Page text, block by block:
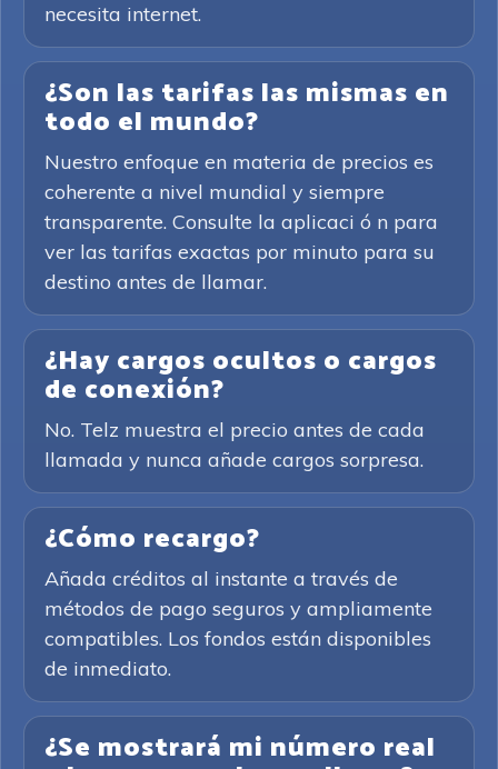
necesita internet.
¿Son las tarifas las mismas en
todo el mundo?
Nuestro enfoque en materia de precios es
coherente a nivel mundial y siempre
transparente. Consulte la aplicaci ó n para
ver las tarifas exactas por minuto para su
destino antes de llamar.
¿Hay cargos ocultos o cargos
de conexión?
No. Telz muestra el precio antes de cada
llamada y nunca añade cargos sorpresa.
¿Cómo recargo?
Añada créditos al instante a través de
métodos de pago seguros y ampliamente
compatibles. Los fondos están disponibles
de inmediato.
¿Se mostrará mi número real